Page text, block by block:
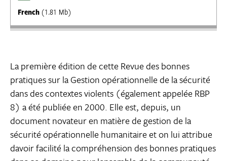
French (1.81 Mb)
La première édition de cette Revue des bonnes
pratiques sur la Gestion opérationnelle de la sécurité
dans des contextes violents (également appelée RBP
8) a été publiée en 2000. Elle est, depuis, un
document novateur en matière de gestion de la
sécurité opérationnelle humanitaire et on lui attribue
davoir facilité la compréhension des bonnes pratiques